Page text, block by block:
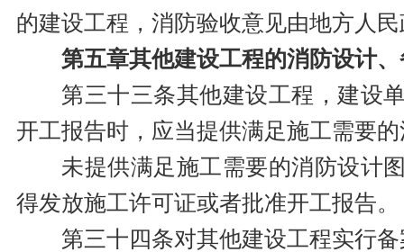
的建设工程，消防验收意见由地方人
第五章其他建设工程的消防设计
第三十三条其他建设工程，建设
开工报告时，应当提供满足施工需要
未提供满足施工需要的消防设计
得发放施工许可证或者批准开工报告。
第三十四条对其他建设工程实行